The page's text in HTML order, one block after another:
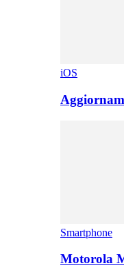
iOS
Smartphone
Motorola